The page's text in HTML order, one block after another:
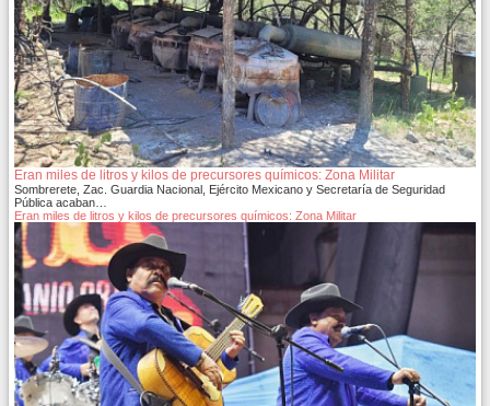
Eran miles de litros y kilos de precursores químicos: Zona Militar
Sombrerete, Zac. Guardia Nacional, Ejército Mexicano y Secretaría de Seguridad
Pública acaban…
Eran miles de litros y kilos de precursores químicos: Zona Militar